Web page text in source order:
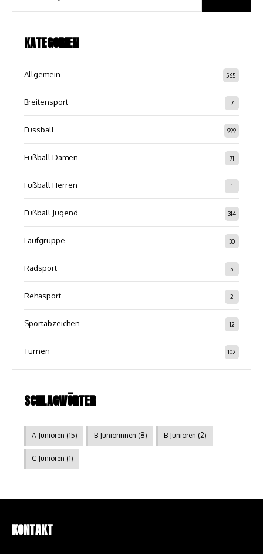
KATEGORIEN
Allgemein 565
Breitensport 7
Fussball 999
Fußball Damen 71
Fußball Herren 1
Fußball Jugend 314
Laufgruppe 30
Radsport 5
Rehasport 2
Sportabzeichen 12
Turnen 102
SCHLAGWÖRTER
A-Junioren (15) B-Juniorinnen (8) B-Junioren (2)
C-Junioren (1)
KONTAKT